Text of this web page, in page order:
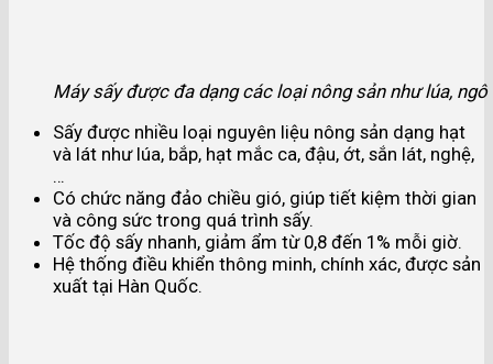
Máy sấy được đa dạng các loại nông sản như lúa,
Sấy được nhiều loại nguyên liệu nông sản dạng hạt
và lát như lúa, bắp, hạt mắc ca, đậu, ớt, sắn lát, nghệ,
…
Có chức năng đảo chiều gió, giúp tiết kiệm thời gian
và công sức trong quá trình sấy.
Tốc độ sấy nhanh, giảm ẩm từ 0,8 đến 1% mỗi giờ.
Hệ thống điều khiển thông minh, chính xác, được sản
xuất tại Hàn Quốc.